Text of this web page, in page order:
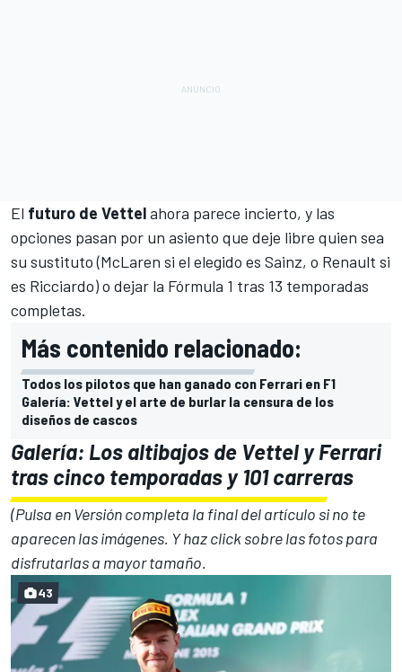
El futuro de Vettelahora parece incierto, y las
opciones pasan por un asiento que deje libre quien sea
su sustituto (McLaren si el elegido es Sainz, o Renault si
es Ricciardo) o dejar la Fórmula 1 tras 13 temporadas
completas.
Más contenido relacionado:
Todos los pilotos que han ganado con Ferrari en F1
Galería: Vettel y el arte de burlar la censura de los
diseños de cascos
Galería: Los altibajos de Vettel y Ferrari
tras cinco temporadas y 101 carreras
(Pulsa en Versión completa la final del artículo si no te
aparecen las imágenes. Y haz click sobre las fotos para
disfrutarlas a mayor tamaño.
43